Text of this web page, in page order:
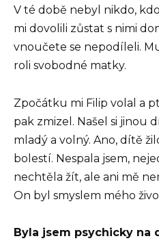
V té době nebyl nikdo,
mi dovolili zůstat s nimi
vnoučete se nepodíleli.
roli svobodné matky.
Zpočátku mi Filip volal a
pak zmizel. Našel si jinou
mladý a volný. Ano, dítě
bolestí. Nespala jsem,
nechtěla žít, ale ani mě
On byl smyslem mého
Byla jsem psychicky na